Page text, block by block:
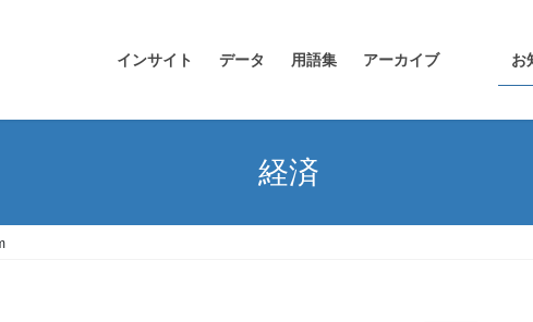
インサイト データ 用語集 アーカイブ お
経済